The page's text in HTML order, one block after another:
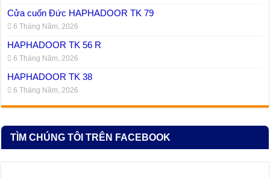
Cửa cuốn Đức HAPHADOOR TK 79
6 Tháng Năm, 2026
HAPHADOOR TK 56 R
6 Tháng Năm, 2026
HAPHADOOR TK 38
6 Tháng Năm, 2026
TÌM CHÚNG TÔI TRÊN FACEBOOK